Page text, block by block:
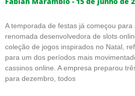
A temporada de festas já começou para
renomada desenvolvedora de slots
coleção de jogos inspirados no Natal,
para um dos períodos mais
cassinos online. A empresa preparou
para dezembro, todos